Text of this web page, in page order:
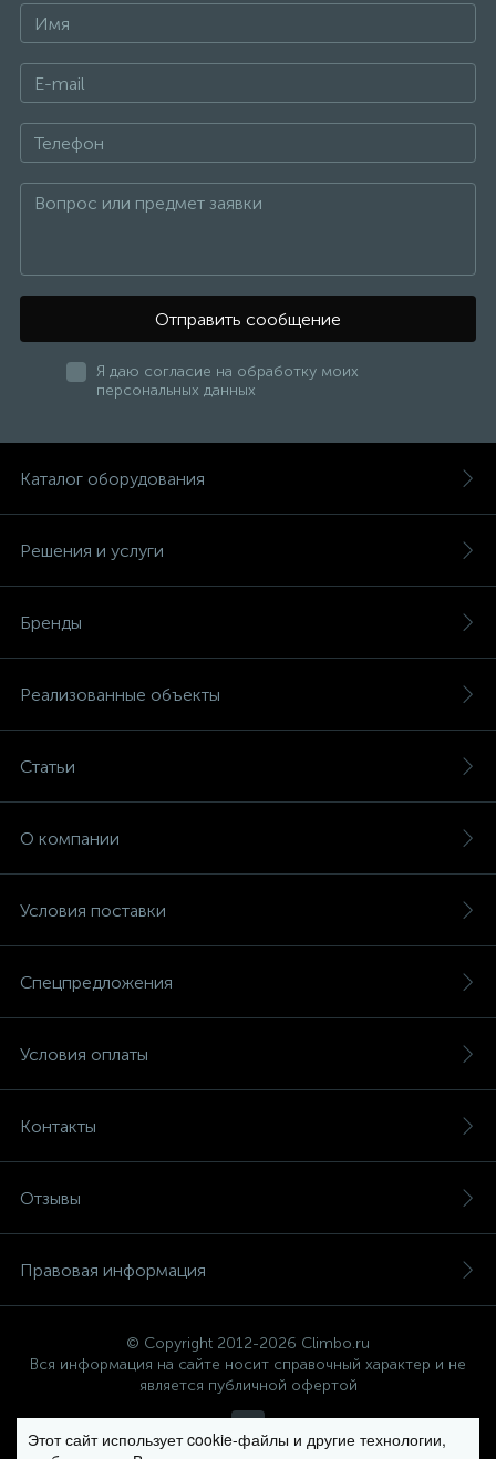
Отправить сообщение
Я даю согласие на обработку моих
персональных данных
Каталог оборудования
Решения и услуги
Бренды
Реализованные объекты
Статьи
О компании
Условия поставки
Спецпредложения
Условия оплаты
Контакты
Отзывы
Правовая информация
© Copyright 2012-2026 Climbo.ru
Вся информация на сайте носит справочный характер и не
является публичной офертой
Этот сайт использует cookie-файлы и другие технологии,